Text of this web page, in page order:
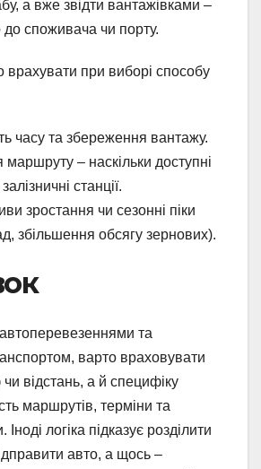
а вже звідти вантажівками –
споживача чи порту.
врахувати при виборі способу
часу та збереження вантажу.
маршруту – наскільки доступні
станції.
зростання чи сезонні піки
збільшення обсягу зернових).
та
варто враховувати
відстань, а й специфіку
маршрутів, терміни та
логіка підказує розділити
авто, а щось –